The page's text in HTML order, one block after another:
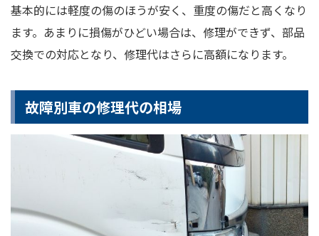
基本的には軽度の傷のほうが安く、重度の傷だと高くなり
ます。あまりに損傷がひどい場合は、修理ができず、部品
交換での対応となり、修理代はさらに高額になります。
故障別車の修理代の相場